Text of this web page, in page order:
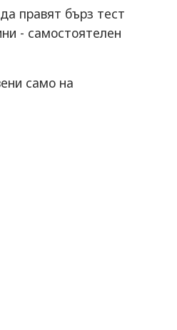
правят бърз тест
- самостоятелен
само на